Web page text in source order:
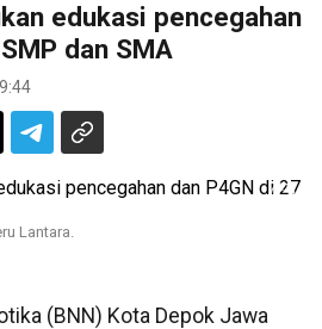
edukasi pencegahan
dan SMA
Lantara.
(BNN) Kota Depok Jawa